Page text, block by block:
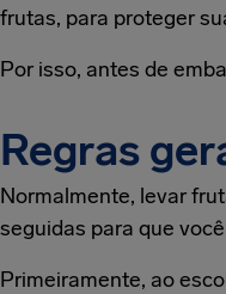
frutas, para proteger
Por isso, antes de
Regras
Normalmente, levar
seguidas para que
Primeiramente, ao